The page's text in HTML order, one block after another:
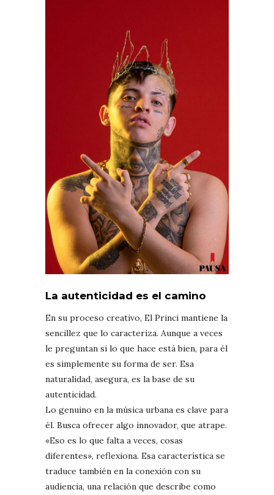
La autenticidad es el camino
En su proceso creativo, El Princi mantiene la
sencillez que lo caracteriza. Aunque a veces
le preguntan si lo que hace está bien, para él
es simplemente su forma de ser. Esa
naturalidad, asegura, es la base de su
autenticidad.
Lo genuino en la música urbana es clave para
él. Busca ofrecer algo innovador, que atrape.
«Eso es lo que falta a veces, cosas
diferentes», reflexiona. Esa característica se
traduce también en la conexión con su
audiencia, una relación que describe como